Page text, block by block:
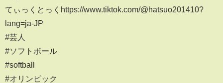
てぃっくとっくhttps://www.tiktok.com/@hatsuo201410?
lang=ja-JP
#芸人
#ソフトボール
#softball
#オリンピック